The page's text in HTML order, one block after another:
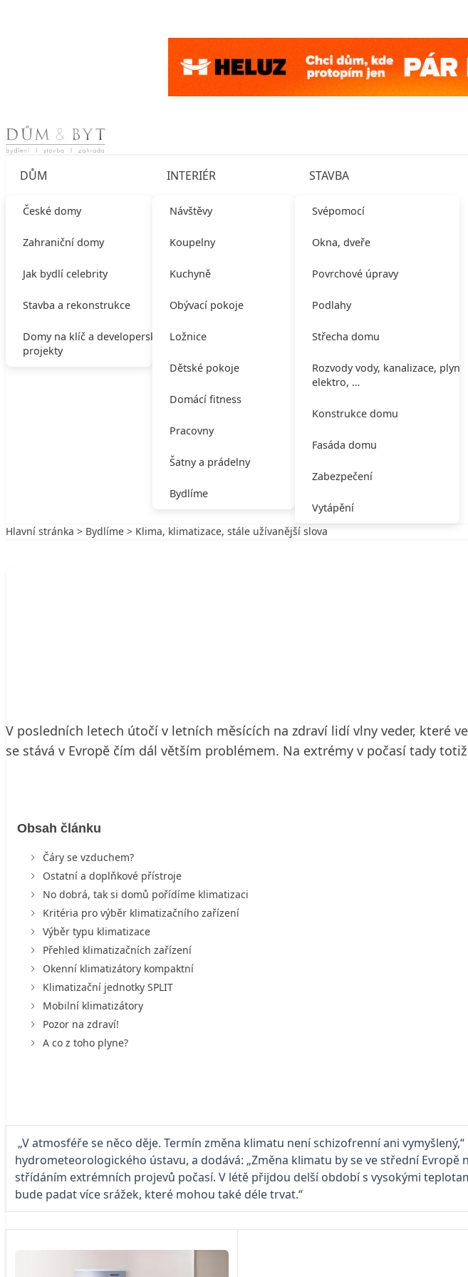
Skip to content
DŮM
České domy
Zahraniční domy
Jak bydlí celebrity
Stavba a rekonstrukce
Domy na klíč a developerské
projekty
INTERIÉR
Návštěvy
Koupelny
Kuchyně
Obývací pokoje
Ložnice
Dětské pokoje
Domácí fitness
Pracovny
Šatny a prádelny
Bydlíme
STAVBA
Svépomocí
Okna, dveře
Povrchové úpravy
Podlahy
Střecha domu
Rozvody vody, kanalizace, plynu,
elektro, …
Konstrukce domu
Fasáda domu
Zabezpečení
Vytápění
Hlavní stránka > Bydlíme > Klima, klimatizace, stále užívanější slova
V posledních letech útočí v letních měsících na zdraví lidí vlny veder, které
se stává v Evropě čím dál větším problémem. Na extrémy v počasí tady
Obsah článku
Čáry se vzduchem?
Ostatní a doplňkové přístroje
No dobrá, tak si domů pořídíme klimatizaci
Kritéria pro výběr klimatizačního zařízení
Výběr typu klimatizace
Přehled klimatizačních zařízení
Okenní klimatizátory kompaktní
Klimatizační jednotky SPLIT
Mobilní klimatizátory
Pozor na zdraví!
A co z toho plyne?
„V atmosféře se něco děje. Termín změna klimatu není schizofrenní ani
hydrometeorologického ústavu, a dodává: „Změna klimatu by se ve střední
střídáním extrémních projevů počasí. V létě přijdou delší období s vysokými
bude padat více srážek, které mohou také déle trvat.“